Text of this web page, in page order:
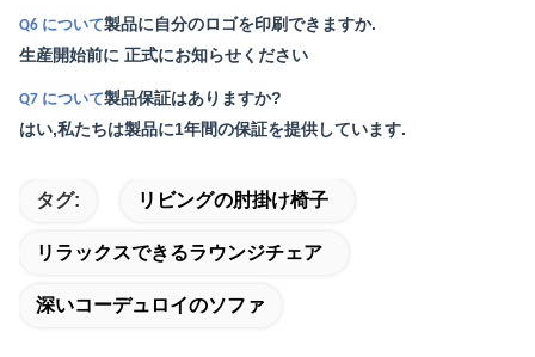
Q6 について製品に自分のロゴを印刷できますか.
生産開始前に 正式にお知らせください
Q7 について製品保証はありますか?
はい,私たちは製品に1年間の保証を提供しています.
タグ: リビングの肘掛け椅子
リラックスできるラウンジチェア
深いコーデュロイのソファ